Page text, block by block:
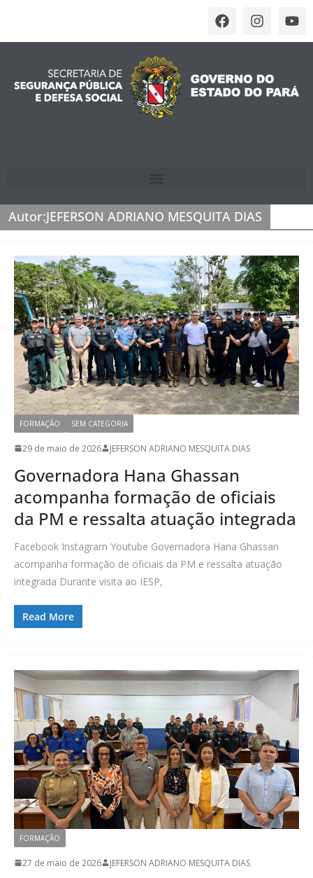
Autor:JEFERSON ADRIANO MESQUITA DIAS
FORMAÇÃO SEM CATEGORIA
29 de maio de 2026 JEFERSON ADRIANO MESQUITA DIAS
Governadora Hana Ghassan
acompanha formação de oficiais
da PM e ressalta atuação integrada
Facebook Instagram Youtube Governadora Hana Ghassan
acompanha formação de oficiais da PM e ressalta atuação
integrada Durante visita ao IESP,
Read More
FORMAÇÃO
27 de maio de 2026 JEFERSON ADRIANO MESQUITA DIAS